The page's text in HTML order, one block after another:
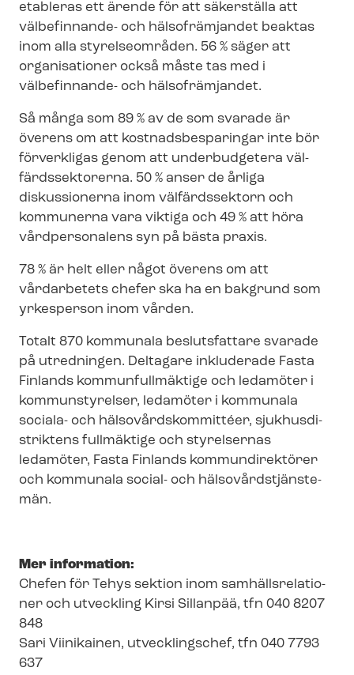
etableras ett ärende för att säkerställa att
välbefinnande- och hälsofrämjandet beaktas
inom alla styrelseområden. 56 % säger att
organisationer också måste tas med i
välbefinnande- och hälsofrämjandet.
Så många som 89 % av de som svarade är
överens om att kost­nads­be­spa­ring­ar inte bör
förverkligas genom att underbudgetera väl­
färds­sek­to­rer­na. 50 % anser de årliga
diskussionerna inom välfärdssektorn och
kommunerna vara viktiga och 49 % att höra
vårdpersonalens syn på bästa praxis.
78 % är helt eller något överens om att
vårdarbetets chefer ska ha en bakgrund som
yrkesperson inom vården.
Totalt 870 kommunala beslutsfattare svarade
på utredningen. Deltagare inkluderade Fasta
Finlands kommunfullmäktige och ledamöter i
kommunstyrelser, ledamöter i kommunala
sociala- och häl­so­vårds­kom­mit­té­er, sjuk­hus­di­
strik­tens fullmäktige och styrelsernas
ledamöter, Fasta Finlands kommundirektörer
och kommunala social- och häl­so­vårds­tjäns­te­
män.
Mer information:
Chefen för Tehys sektion inom sam­hälls­re­la­tio­
ner och utveckling Kirsi Sillanpää, tfn 040 8207
848
Sari Viinikainen, utvecklingschef, tfn 040 7793
637